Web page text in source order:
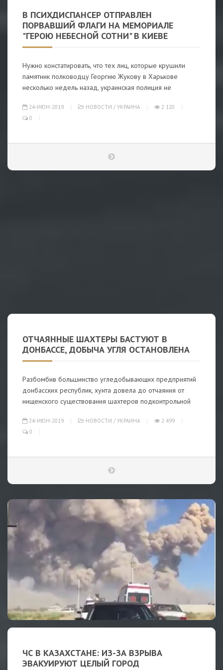
В ПСИХДИСПАНСЕР ОТПРАВЛЕН
ПОРВАВШИЙ ФЛАГИ НА МЕМОРИАЛЕ
"ГЕРОЮ НЕБЕСНОЙ СОТНИ" В КИЕВЕ
Нужно констатировать, что тех лиц, которые крушили
памятник полководцу Георгию Жукову в Харькове
несколько недель назад, украинская полиция не
24-ИЮН-2019 НОВОСТИ / УКРАИНА
2 120
0
ОТЧАЯННЫЕ ШАХТЕРЫ БАСТУЮТ В
ДОНБАССЕ, ДОБЫЧА УГЛЯ ОСТАНОВЛЕНА
Разбомбив большинство угледобывающих предприятий
донбасских республик, хунта довела до отчаяния от
нищенского существования шахтеров подконтрольной
24-ИЮН-2019 НОВОСТИ / УКРАИНА
2 499
0
ЧС В КАЗАХСТАНЕ: ИЗ-ЗА ВЗРЫВА
ЭВАКУИРУЮТ ЦЕЛЫЙ ГОРОД